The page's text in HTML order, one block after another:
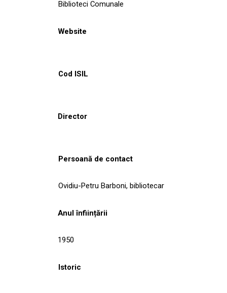
Biblioteci Comunale
Website
Cod ISIL
Director
Persoană de contact
Ovidiu-Petru Barboni, bibliotecar
Anul înființării
1950
Istoric